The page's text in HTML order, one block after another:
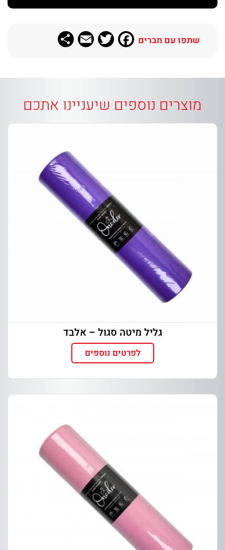
שתפו עם חברים Facebook
Twitter
Email
מוצרים נוספים שיעניינו אתכם
גליל מיטה סגול – אלבד
לפרטים נוספים